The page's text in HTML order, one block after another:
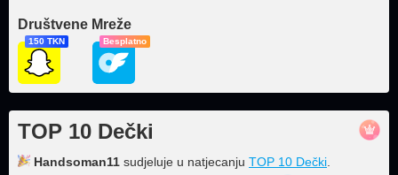
Društvene Mreže
150 TKN Besplatno
TOP 10 Dečki
Handsoman11 sudjeluje u natjecanju TOP 10 Dečki